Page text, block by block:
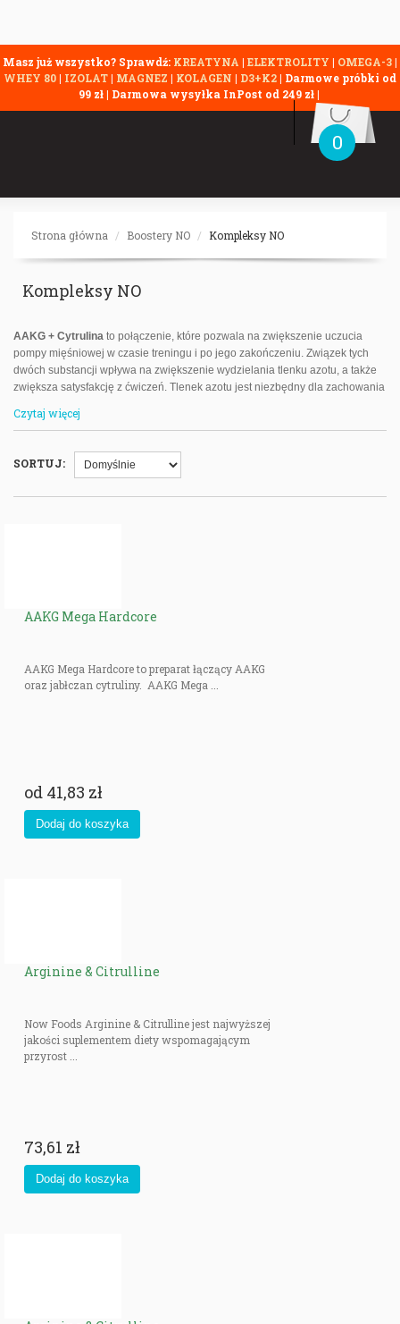
Masz już wszystko? Sprawdź: KREATYNA | ELEKTROLITY | OMEGA-3|
WHEY 80| IZOLAT| MAGNEZ | KOLAGEN | D3+K2| Darmowe próbki od
99 zł | Darmowa wysyłka InPost od 249 zł |
0
Strona główna Boostery NO Kompleksy NO
Kompleksy NO
AAKG + Cytrulina to połączenie, które pozwala na zwiększenie uczucia
pompy mięśniowej w czasie treningu i po jego zakończeniu. Związek tych
dwóch substancji wpływa na zwiększenie wydzielania tlenku azotu, a także
zwiększa satysfakcję z ćwiczeń. Tlenek azotu jest niezbędny dla zachowania
mocznika i kwasu mlekowego w mięśniach, dzięki czemu można poprawić
ich regenerację i osiągać jeszcze lepsze wyniki na siłowni.
Czytaj więcej
SORTUJ:
AAKG Mega Hardcore
AAKG Mega Hardcore to preparat łączący AAKG
oraz jabłczan cytruliny. AAKG Mega ...
od 41,83 zł
Arginine & Citrulline
Now Foods Arginine & Citrulline jest najwyższej
jakości suplementem diety wspomagającym
przyrost ...
73,61 zł